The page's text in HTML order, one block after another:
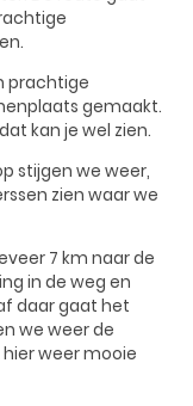
prachtige
gemaakt.
kan je wel zien.
stijgen we weer,
zien waar we
7 km naar de
in de weg en
daar gaat het
we weer de
hier weer mooie